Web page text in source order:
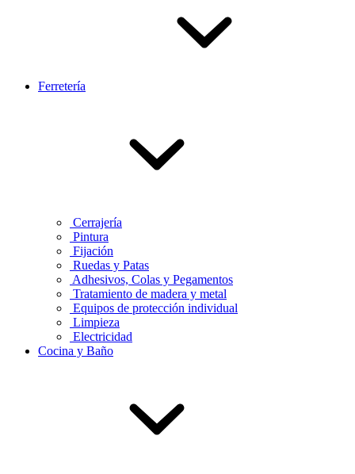
Ferretería
Cerrajería
Pintura
Fijación
Ruedas y Patas
Adhesivos, Colas y Pegamentos
Tratamiento de madera y metal
Equipos de protección individual
Limpieza
Electricidad
Cocina y Baño